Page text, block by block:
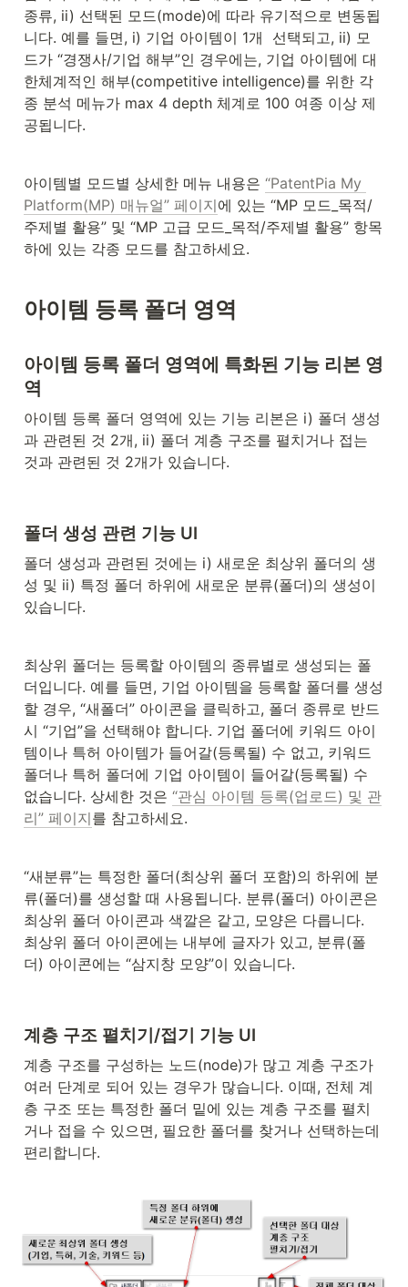
종류, ii) 선택된 모드(mode)에 따라 유기적으로 변동됩
니다. 예를 들면, i) 기업 아이템이 1개  선택되고, ii) 모
드가 “경쟁사/기업 해부”인 경우에는, 기업 아이템에 대
한체계적인 해부(competitive intelligence)를 위한 각
종 분석 메뉴가 max 4 depth 체계로 100 여종 이상 제
공됩니다.
아이템별 모드별 상세한 메뉴 내용은 “PatentPia My
Platform(MP) 매뉴얼” 페이지에 있는 “MP 모드_목적/
주제별 활용” 및 “MP 고급 모드_목적/주제별 활용” 항목
하에 있는 각종 모드를 참고하세요.
아이템 등록 폴더 영역
아이템 등록 폴더 영역에 특화된 기능 리본 영
역
아이템 등록 폴더 영역에 있는 기능 리본은 i) 폴더 생성
과 관련된 것 2개, ii) 폴더 계층 구조를 펼치거나 접는
것과 관련된 것 2개가 있습니다.
폴더 생성 관련 기능 UI
폴더 생성과 관련된 것에는 i) 새로운 최상위 폴더의 생
성 및 ii) 특정 폴더 하위에 새로운 분류(폴더)의 생성이
있습니다.
최상위 폴더는 등록할 아이템의 종류별로 생성되는 폴
더입니다. 예를 들면, 기업 아이템을 등록할 폴더를 생성
할 경우, “새폴더” 아이콘을 클릭하고, 폴더 종류로 반드
시 “기업”을 선택해야 합니다. 기업 폴더에 키워드 아이
템이나 특허 아이템가 들어갈(등록될) 수 없고, 키워드
폴더나 특허 폴더에 기업 아이템이 들어갈(등록될) 수
없습니다. 상세한 것은 “관심 아이템 등록(업로드) 및 관
리” 페이지를 참고하세요.
“새분류”는 특정한 폴더(최상위 폴더 포함)의 하위에 분
류(폴더)를 생성할 때 사용됩니다. 분류(폴더) 아이콘은
최상위 폴더 아이콘과 색깔은 같고, 모양은 다릅니다.
최상위 폴더 아이콘에는 내부에 글자가 있고, 분류(폴
더) 아이콘에는 “삼지창 모양”이 있습니다.
계층 구조 펼치기/접기 기능 UI
계층 구조를 구성하는 노드(node)가 많고 계층 구조가
여러 단계로 되어 있는 경우가 많습니다. 이때, 전체 계
층 구조 또는 특정한 폴더 밑에 있는 계층 구조를 펼치
거나 접을 수 있으면, 필요한 폴더를 찾거나 선택하는데
편리합니다.